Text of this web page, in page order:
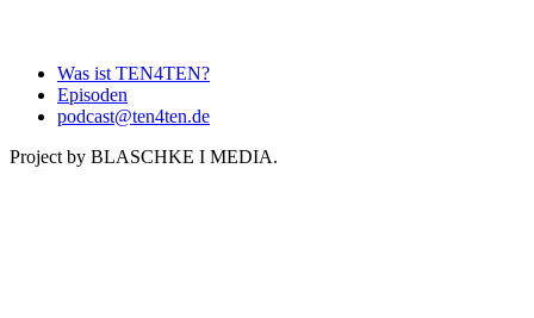
Close
Menu
Was ist TEN4TEN?
Episoden
podcast@ten4ten.de
Project by BLASCHKE I MEDIA.